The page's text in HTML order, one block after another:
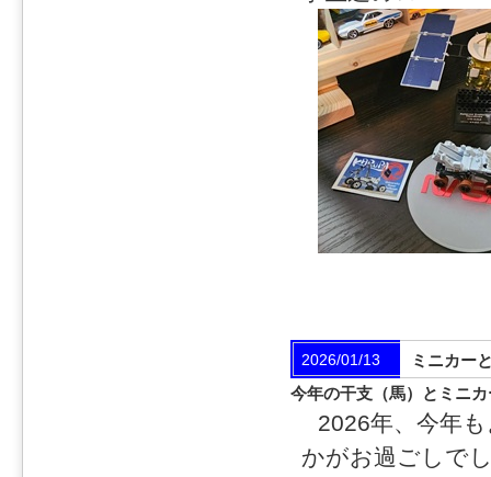
2026/01/13
ミニカー
今年の干支（馬）とミニ
2026年、今年
かがお過ごしで